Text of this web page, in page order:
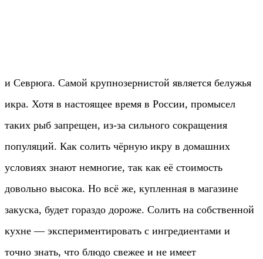
и Севрюга. Самой крупнозернистой является белужья
икра. Хотя в настоящее время в России, промысел
таких рыб запрещен, из-за сильного сокращения
популяций. Как солить чёрную икру в домашних
условиях знают немногие, так как её стоимость
довольно высока. Но всё же, купленная в магазине
закуска, будет гораздо дороже. Солить на собственной
кухне — экспериментировать с ингредиентами и
точно знать, что блюдо свежее и не имеет